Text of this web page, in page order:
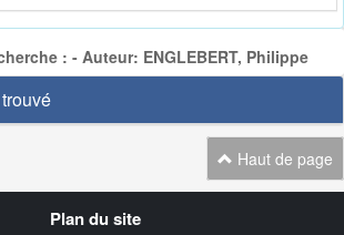
: - Auteur: ENGLEBERT, Philippe
Haut de page
Plan du site